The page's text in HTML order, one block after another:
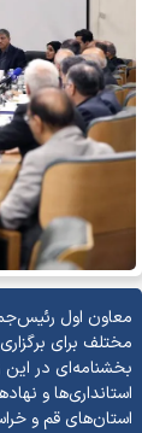
معاون اول
مختلف برای
بخشنامه‌ای در این
استانداری‌ها و
استان‌های قم و